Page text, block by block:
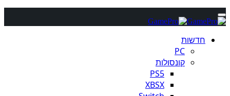
חדשות
PC
קונסולות
PS5
XBSX